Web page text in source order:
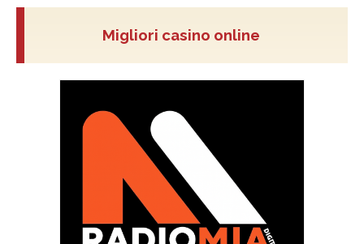
Migliori casino online